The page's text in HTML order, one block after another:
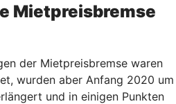
Mietpreisbremse
der Mietpreisbremse waren
wurden aber Anfang 2020 um
und in einigen Punkten